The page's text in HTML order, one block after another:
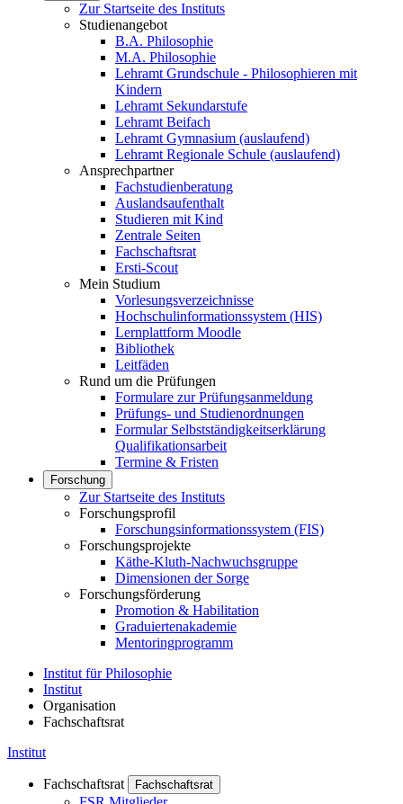
Zur Startseite des Instituts
Studienangebot
B.A. Philosophie
M.A. Philosophie
Lehramt Grundschule - Philosophieren mit
Kindern
Lehramt Sekundarstufe
Lehramt Beifach
Lehramt Gymnasium (auslaufend)
Lehramt Regionale Schule (auslaufend)
Ansprechpartner
Fachstudienberatung
Auslandsaufenthalt
Studieren mit Kind
Zentrale Seiten
Fachschaftsrat
Ersti-Scout
Mein Studium
Vorlesungsverzeichnisse
Hochschulinformationssystem (HIS)
Lernplattform Moodle
Bibliothek
Leitfäden
Rund um die Prüfungen
Formulare zur Prüfungsanmeldung
Prüfungs- und Studienordnungen
Formular Selbstständigkeitserklärung
Qualifikationsarbeit
Termine & Fristen
Forschung
Zur Startseite des Instituts
Forschungsprofil
Forschungsinformationssystem (FIS)
Forschungsprojekte
Käthe-Kluth-Nachwuchsgruppe
Dimensionen der Sorge
Forschungsförderung
Promotion & Habilitation
Graduiertenakademie
Mentoringprogramm
Institut für Philosophie
Institut
Organisation
Fachschaftsrat
Institut
Fachschaftsrat Fachschaftsrat